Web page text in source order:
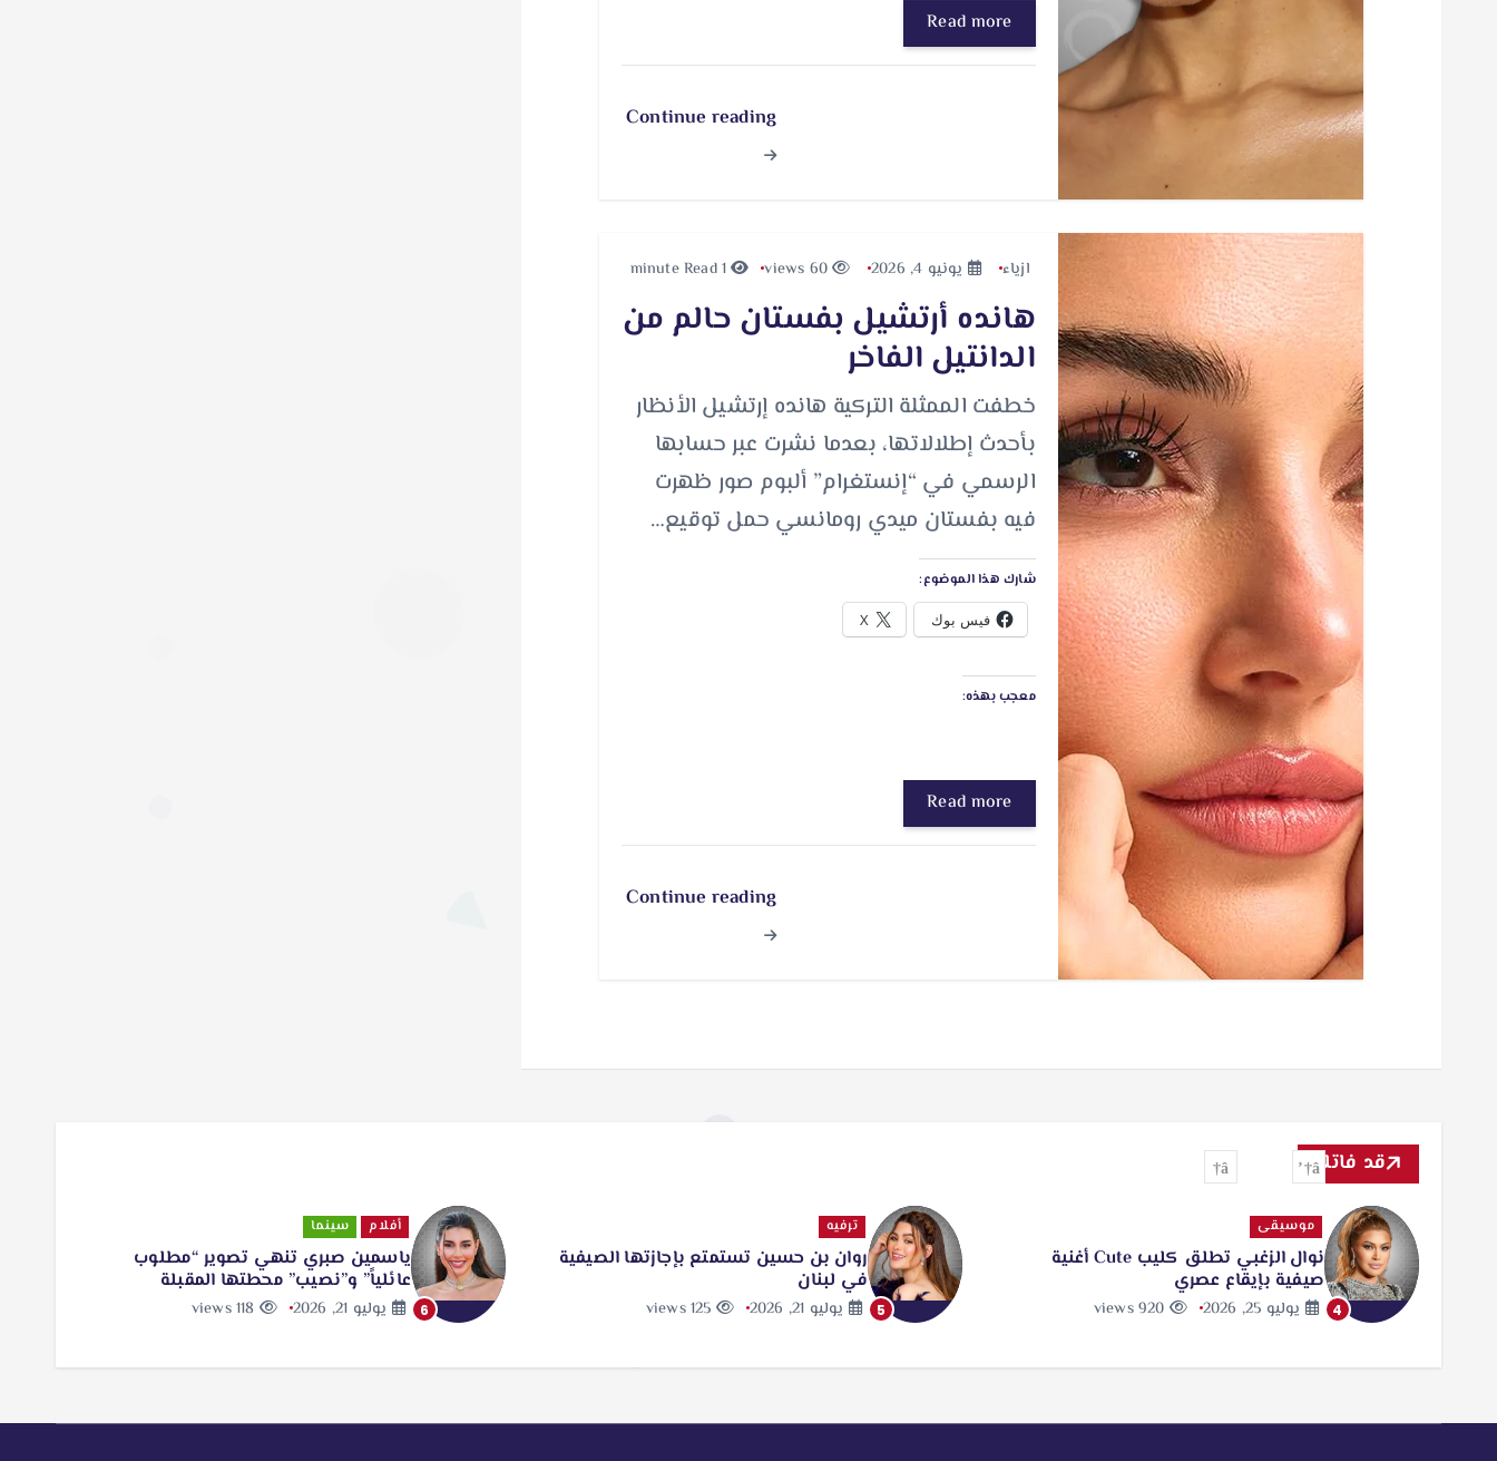
Read more
Continue reading
ازياء يونيو 4, 2026 60 views
1 minute Read
هانده أرتشيل بفستان حالم من
الدانتيل الفاخر
خطفت الممثلة التركية هانده إرتشيل الأنظار
بأحدث إطلالاتها، بعدما نشرت عبر حسابها
الرسمي في “إنستغرام” ألبوم صور ظهرت
فيه بفستان ميدي رومانسي حمل توقيع…
شارك هذا الموضوع:
فيس بوك X
معجب بهذه:
Read more
Continue reading
قد فاتك
موسيقى
نوال الزغبي تطلق كليب Cute أغنية
صيفية بإيقاع عصري
يوليو 25, 2026 920 views
ترفيه
روان بن حسين تستمتع بإجازتها الصيفية
في لبنان
يوليو 21, 2026 125 views
أفلام سينما
ياسمين صبري تنهي تصوير “مطلوب
عائلياً” و”نصيب” محطتها المقبلة
يوليو 21, 2026 118 views